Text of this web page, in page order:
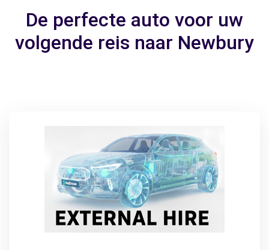
De perfecte auto voor uw
volgende reis naar Newbury